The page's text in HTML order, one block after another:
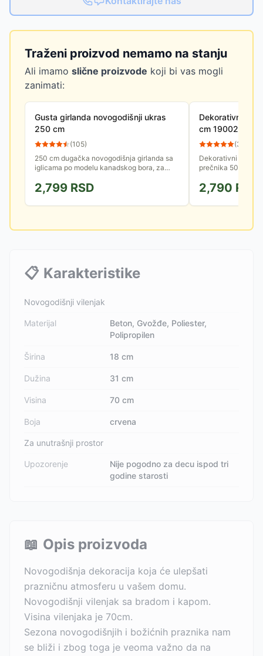
Traženi proizvod nemamo na stanju
Ali imamo slične proizvode koji bi vas mogli
zanimati:
Gusta girlanda novogodišnji ukras
250 cm
(105)
250 cm dugačka novogodišnja girlanda sa
iglicama po modelu kanadskog bora, za
gustini lako se može...
2,799 RSD
Dekorativni
cm 190021
(38
Dekorativni venac
prečnika 50 cm,
vreme
2,790 RSD
📋 Karakteristike
Novogodišnji vilenjak
Materijal
Beton, Gvožđe, Poliester,
Polipropilen
Širina 18 cm
Dužina 31 cm
Visina 70 cm
Boja crvena
Za unutrašnji prostor
Upozorenje
Nije pogodno za decu ispod tri
godine starosti
📖 Opis proizvoda
Novogodišnja dekoracija koja će ulepšati
prazničnu atmosferu u vašem domu.
Novogodišnji vilenjak sa bradom i kapom.
Visina vilenjaka je 70cm.
Sezona novogodišnjih i božićnih praznika nam
se bliži i zbog toga je veoma važno da na